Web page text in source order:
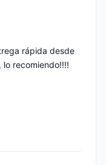
rápida desde
lo recomiendo!!!!